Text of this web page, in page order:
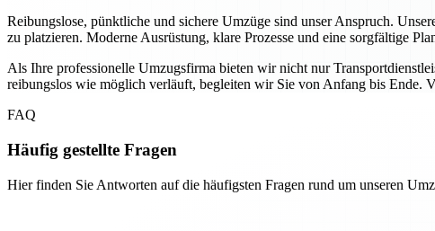
Reibungslose, pünktliche und sichere Umzüge sind unser Anspruch.
zu platzieren. Moderne Ausrüstung, klare Prozesse und eine sorgfältige
Als Ihre professionelle Umzugsfirma bieten wir nicht nur
reibungslos wie möglich verläuft, begleiten wir Sie von Anfang bis Ende.
FAQ
Häufig gestellte Fragen
Hier finden Sie Antworten auf die häufigsten Fragen rund um unseren